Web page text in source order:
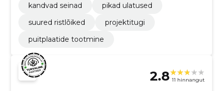
kandvad seinad
pikad ulatused
suured ristlõiked
projektitugi
puitplaatide tootmine
2.8 11 hinnangut